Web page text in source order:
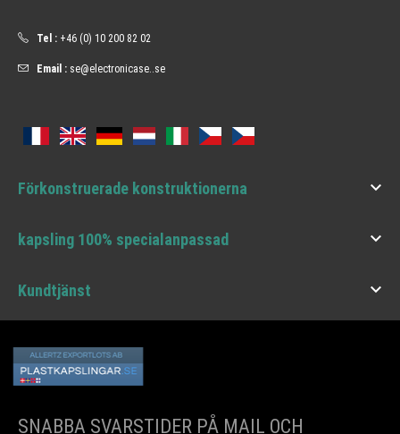
Tel : +46 (0) 10 200 82 02
Email : se@electronicase..se
Förkonstruerade konstruktionerna 
kapsling 100% specialanpassad 
Kundtjänst 
SNABBA SVARSTIDER PÅ MAIL OCH